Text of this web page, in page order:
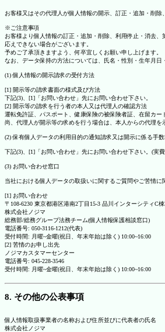
お客様又はその代理人が個人情報の開示、訂正・追加・削
※ご注意事項
お客様より個人情報の訂正・追加・削除、利用停止・消去
応えできない場合がございます。
予めご了承頂きますよう、何卒宜しくお願い申し上げます。
なお、データ保持の方法については、氏名・性別・生年月
(1) 個人情報の開示請求の受付方法
[1] 開示等の請求書面の様式及び方法
下記(3)、[1]「お問い合わせ」先にお問い合わせ下さい。
[2] 開示等の請求を行う者の本人又は代理人の確認方法
運転免許証、パスポート、健康保険の被保険者証、在留カ
尚、代理人が開示等の求めを行う場合は、本人からの代理を
(2) 保有個人データの利用目的の通知請求又は開示に係る手
下記(3)、[1]「お問い合わせ」先にお問い合わせ下さい。(実
(3) お問い合わせ窓口
当社における個人データの取扱いに関するご質問やご苦情に
[1] お問い合わせ
〒108-6230 東京都港区港南2丁目15-3 品川インターシティC
株式会社ノジマ
総務部/総務グループ法務チーム(個人情報保護相談窓口)
電話番号: 050-3116-1212(代表)
受付時間: 月曜~金曜(祝日、年末年始は除く) 10:00~16:00
[2] 苦情のお申し出先
ノジマカスタマーセンター
電話番号: 045-228-3546
受付時間: 月曜~金曜(祝日、年末年始は除く) 10:00~16:00
8. その他の公表事項
個人情報取扱事業者の名称および住所並びに代表者の氏名
株式会社ノジマ